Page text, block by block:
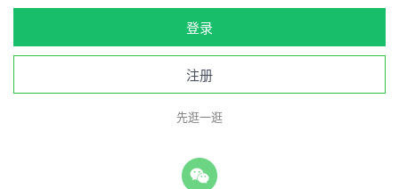
登录
注册
先逛一逛